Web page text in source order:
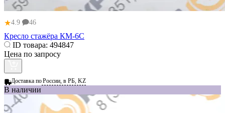
★4.9 46
Кресло стажёра КМ-6С
ID товара: 494847
Цена по запросу
Доставка поРоссии, в РБ, KZ
В наличии